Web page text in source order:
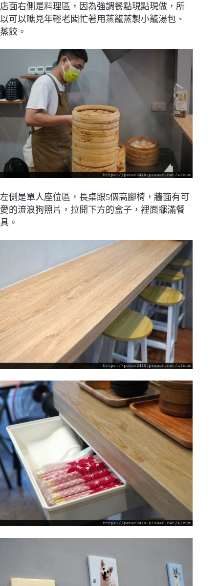
店面右側是料理區，因為強調餐點現點現做，所
以可以瞧見年輕老闆忙著用蒸籠蒸製小籠湯包、
蒸餃。
左側是單人座位區，長桌跟5個高腳椅，牆面有可
愛的流浪狗照片，拉開下方的盒子，裡面擺滿餐
具。